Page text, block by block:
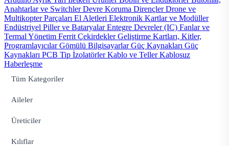
Anahtarlar ve SwitchlerDevre Koruma DirençlerDrone ve
Multikopter Parçaları El Aletleri Elektronik Kartlar ve Modüller
Endüstriyel Piller ve BataryalarEntegre Devreler (IC) Fanlar ve
Termal Yönetim Ferrit ÇekirdeklerGeliştirme Kartları, Kitler,
ProgramlayıcılarGömülü BilgisayarlarGüç Kaynakları Güç
Kaynakları PCB Tip İzolatörlerKablo ve TellerKablosuz
Haberleşme
Tüm Kategoriler
Aileler
Üreticiler
Kılıflar